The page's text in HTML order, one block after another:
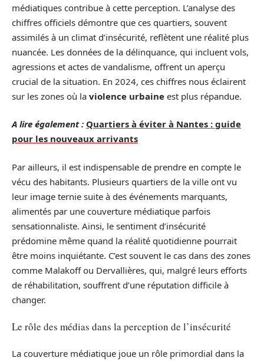
médiatiques contribue à cette perception. L’analyse des
chiffres officiels démontre que ces quartiers, souvent
assimilés à un climat d’insécurité, reflètent une réalité plus
nuancée. Les données de la délinquance, qui incluent vols,
agressions et actes de vandalisme, offrent un aperçu
crucial de la situation. En 2024, ces chiffres nous éclairent
sur les zones où la violence urbaine est plus répandue.
A lire également : Quartiers à éviter à Nantes : guide
pour les nouveaux arrivants
Par ailleurs, il est indispensable de prendre en compte le
vécu des habitants. Plusieurs quartiers de la ville ont vu
leur image ternie suite à des événements marquants,
alimentés par une couverture médiatique parfois
sensationnaliste. Ainsi, le sentiment d’insécurité
prédomine même quand la réalité quotidienne pourrait
être moins inquiétante. C’est souvent le cas dans des zones
comme Malakoff ou Dervallières, qui, malgré leurs efforts
de réhabilitation, souffrent d’une réputation difficile à
changer.
Le rôle des médias dans la perception de l’insécurité
La couverture médiatique joue un rôle primordial dans la